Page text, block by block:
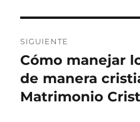
SIGUIENTE
Entrada
siguiente:
Cómo manejar
de manera
Matrimonio